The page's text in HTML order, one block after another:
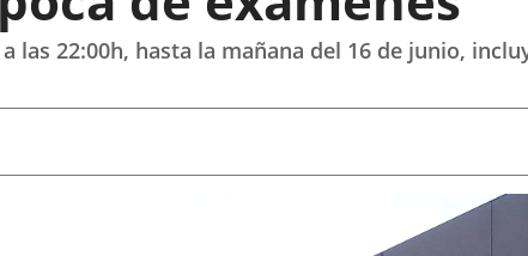
window.
las 22:00h, hasta la mañana del 16 de junio,